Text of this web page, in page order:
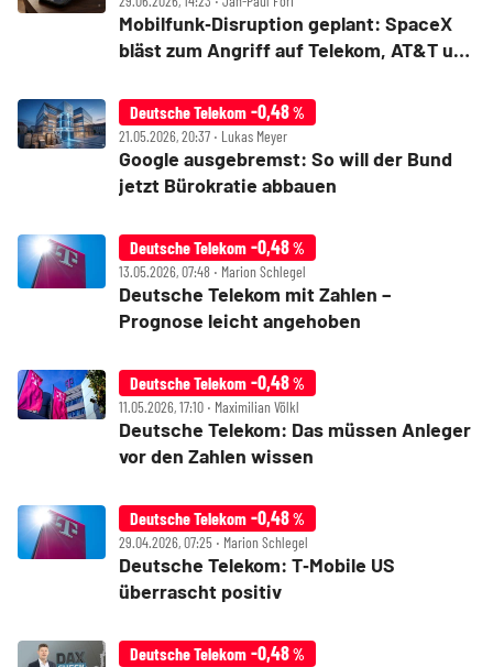
Mobilfunk‑Disruption geplant: SpaceX
bläst zum Angriff auf Telekom, AT&T und
Deutsche Telekom -0,48%
21.05.2026, 20:37 ‧ Lukas Meyer
Google ausgebremst: So will der Bund
jetzt Bürokratie abbauen
Deutsche Telekom -0,48%
13.05.2026, 07:48 ‧ Marion Schlegel
Deutsche Telekom mit Zahlen –
Prognose leicht angehoben
Deutsche Telekom -0,48%
11.05.2026, 17:10 ‧ Maximilian Völkl
Deutsche Telekom: Das müssen Anleger
vor den Zahlen wissen
Deutsche Telekom -0,48%
29.04.2026, 07:25 ‧ Marion Schlegel
Deutsche Telekom: T‑Mobile US
überrascht positiv
Deutsche Telekom -0,48%